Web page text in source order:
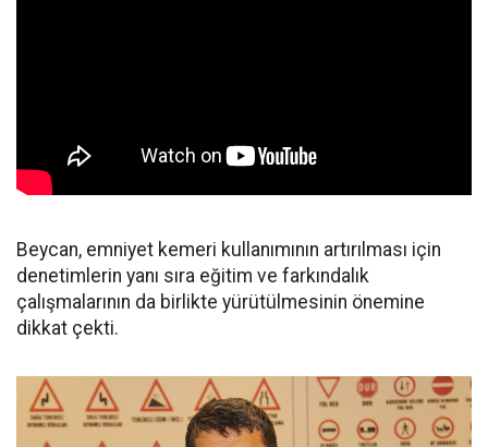
Beycan, emniyet kemeri kullanımının artırılması için
denetimlerin yanı sıra eğitim ve farkındalık
çalışmalarının da birlikte yürütülmesinin önemine
dikkat çekti.